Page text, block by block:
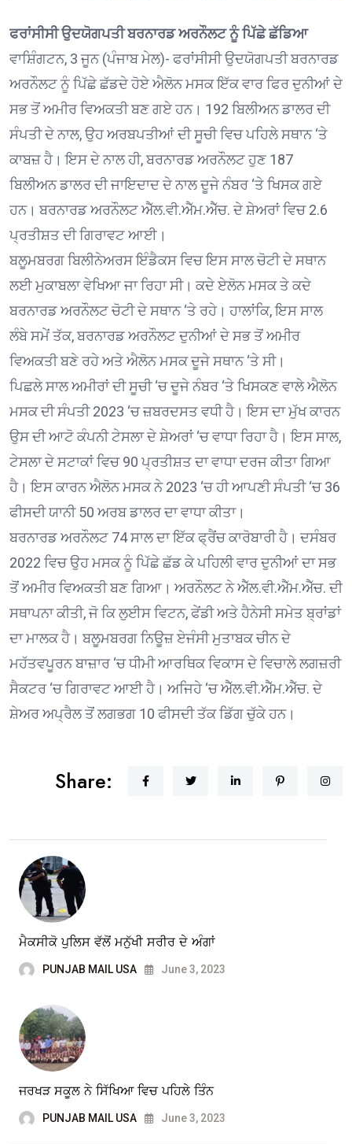
ਫਰਾਂਸੀਸੀ ਉਦਯੋਗਪਤੀ ਬਰਨਾਰਡ ਅਰਨੌਲਟ ਨੂੰ ਪਿੱਛੇ ਛੱਡਿਆ
ਵਾਸ਼ਿੰਗਟਨ, 3 ਜੂਨ (ਪੰਜਾਬ ਮੇਲ)- ਫਰਾਂਸੀਸੀ ਉਦਯੋਗਪਤੀ ਬਰਨਾਰਡ
ਅਰਨੌਲਟ ਨੂੰ ਪਿੱਛੇ ਛੱਡਦੇ ਹੋਏ ਐਲੋਨ ਮਸਕ ਇੱਕ ਵਾਰ ਫਿਰ ਦੁਨੀਆਂ ਦੇ
ਸਭ ਤੋਂ ਅਮੀਰ ਵਿਅਕਤੀ ਬਣ ਗਏ ਹਨ। 192 ਬਿਲੀਅਨ ਡਾਲਰ ਦੀ
ਸੰਪਤੀ ਦੇ ਨਾਲ, ਉਹ ਅਰਬਪਤੀਆਂ ਦੀ ਸੂਚੀ ਵਿਚ ਪਹਿਲੇ ਸਥਾਨ ‘ਤੇ
ਕਾਬਜ਼ ਹੈ। ਇਸ ਦੇ ਨਾਲ ਹੀ, ਬਰਨਾਰਡ ਅਰਨੌਲਟ ਹੁਣ 187
ਬਿਲੀਅਨ ਡਾਲਰ ਦੀ ਜਾਇਦਾਦ ਦੇ ਨਾਲ ਦੂਜੇ ਨੰਬਰ ‘ਤੇ ਖਿਸਕ ਗਏ
ਹਨ। ਬਰਨਾਰਡ ਅਰਨੌਲਟ ਐੱਲ.ਵੀ.ਐੱਮ.ਐੱਚ. ਦੇ ਸ਼ੇਅਰਾਂ ਵਿਚ 2.6
ਪ੍ਰਤੀਸ਼ਤ ਦੀ ਗਿਰਾਵਟ ਆਈ।
ਬਲੂਮਬਰਗ ਬਿਲੀਨੇਅਰਸ ਇੰਡੈਕਸ ਵਿਚ ਇਸ ਸਾਲ ਚੋਟੀ ਦੇ ਸਥਾਨ
ਲਈ ਮੁਕਾਬਲਾ ਵੇਖਿਆ ਜਾ ਰਿਹਾ ਸੀ। ਕਦੇ ਏਲੋਨ ਮਸਕ ਤੇ ਕਦੇ
ਬਰਨਾਰਡ ਅਰਨੌਲਟ ਚੋਟੀ ਦੇ ਸਥਾਨ ‘ਤੇ ਰਹੇ। ਹਾਲਾਂਕਿ, ਇਸ ਸਾਲ
ਲੰਬੇ ਸਮੇਂ ਤੱਕ, ਬਰਨਾਰਡ ਅਰਨੌਲਟ ਦੁਨੀਆਂ ਦੇ ਸਭ ਤੋਂ ਅਮੀਰ
ਵਿਅਕਤੀ ਬਣੇ ਰਹੇ ਅਤੇ ਐਲੋਨ ਮਸਕ ਦੂਜੇ ਸਥਾਨ ‘ਤੇ ਸੀ।
ਪਿਛਲੇ ਸਾਲ ਅਮੀਰਾਂ ਦੀ ਸੂਚੀ ‘ਚ ਦੂਜੇ ਨੰਬਰ ‘ਤੇ ਖਿਸਕਣ ਵਾਲੇ ਐਲੋਨ
ਮਸਕ ਦੀ ਸੰਪਤੀ 2023 ‘ਚ ਜ਼ਬਰਦਸਤ ਵਧੀ ਹੈ। ਇਸ ਦਾ ਮੁੱਖ ਕਾਰਨ
ਉਸ ਦੀ ਆਟੋ ਕੰਪਨੀ ਟੇਸਲਾ ਦੇ ਸ਼ੇਅਰਾਂ ‘ਚ ਵਾਧਾ ਰਿਹਾ ਹੈ। ਇਸ ਸਾਲ,
ਟੇਸਲਾ ਦੇ ਸਟਾਕਾਂ ਵਿਚ 90 ਪ੍ਰਤੀਸ਼ਤ ਦਾ ਵਾਧਾ ਦਰਜ ਕੀਤਾ ਗਿਆ
ਹੈ। ਇਸ ਕਾਰਨ ਐਲੋਨ ਮਸਕ ਨੇ 2023 ‘ਚ ਹੀ ਆਪਣੀ ਸੰਪਤੀ ‘ਚ 36
ਫੀਸਦੀ ਯਾਨੀ 50 ਅਰਬ ਡਾਲਰ ਦਾ ਵਾਧਾ ਕੀਤਾ।
ਬਰਨਾਰਡ ਅਰਨੌਲਟ 74 ਸਾਲ ਦਾ ਇੱਕ ਫ੍ਰੈਂਚ ਕਾਰੋਬਾਰੀ ਹੈ। ਦਸੰਬਰ
2022 ਵਿਚ ਉਹ ਮਸਕ ਨੂੰ ਪਿੱਛੇ ਛੱਡ ਕੇ ਪਹਿਲੀ ਵਾਰ ਦੁਨੀਆਂ ਦਾ ਸਭ
ਤੋਂ ਅਮੀਰ ਵਿਅਕਤੀ ਬਣ ਗਿਆ। ਅਰਨੌਲਟ ਨੇ ਐੱਲ.ਵੀ.ਐੱਮ.ਐੱਚ. ਦੀ
ਸਥਾਪਨਾ ਕੀਤੀ, ਜੋ ਕਿ ਲੁਈਸ ਵਿਟਨ, ਫੇਂਡੀ ਅਤੇ ਹੈਨੇਸੀ ਸਮੇਤ ਬ੍ਰਾਂਡਾਂ
ਦਾ ਮਾਲਕ ਹੈ। ਬਲੂਮਬਰਗ ਨਿਊਜ਼ ਏਜੰਸੀ ਮੁਤਾਬਕ ਚੀਨ ਦੇ
ਮਹੱਤਵਪੂਰਨ ਬਾਜ਼ਾਰ ‘ਚ ਧੀਮੀ ਆਰਥਿਕ ਵਿਕਾਸ ਦੇ ਵਿਚਾਲੇ ਲਗਜ਼ਰੀ
ਸੈਕਟਰ ‘ਚ ਗਿਰਾਵਟ ਆਈ ਹੈ। ਅਜਿਹੇ ‘ਚ ਐੱਲ.ਵੀ.ਐੱਮ.ਐੱਚ. ਦੇ
ਸ਼ੇਅਰ ਅਪ੍ਰੈਲ ਤੋਂ ਲਗਭਗ 10 ਫੀਸਦੀ ਤੱਕ ਡਿੱਗ ਚੁੱਕੇ ਹਨ।
Share:
ਮੈਕਸੀਕੋ ਪੁਲਿਸ ਵੱਲੋਂ ਮਨੁੱਖੀ ਸਰੀਰ ਦੇ ਅੰਗਾਂ
PUNJAB MAIL USA June 3, 2023
ਜਰਖੜ ਸਕੂਲ ਨੇ ਸਿੱਖਿਆ ਵਿਚ ਪਹਿਲੇ ਤਿੰਨ
PUNJAB MAIL USA June 3, 2023